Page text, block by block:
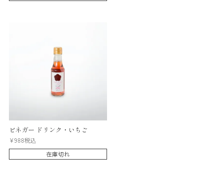
ビネガー ドリンク・いちご
¥988税込
在庫切れ